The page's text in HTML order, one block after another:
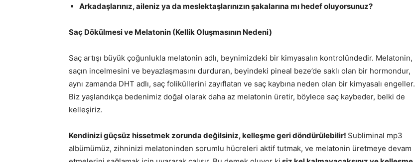
Arkadaşlarınız, aileniz ya da meslektaşlarınızın şakalarına mı hedef oluyorsunuz?
Saç Dökülmesi ve Melatonin (Kellik Oluşmasının Nedeni)
Saç artışı büyük çoğunlukla melatonin adlı, beynimizdeki bir kimyasalın kontrolündedir. Melatonin,
saçın incelmesini ve beyazlaşmasını durduran, beyindeki pineal beze’de saklı olan bir hormondur,
aynı zamanda DHT adlı, saç foliküllerini zayıflatan ve saç kaybına neden olan bir kimyasalı engeller.
Biz yaşlandıkça bedenimiz doğal olarak daha az melatonin üretir, böylece saç kaybeder, belki de
kelleşiriz.
Kendinizi güçsüz hissetmek zorunda değilsiniz, kelleşme geri döndürülebilir! Subliminal mp3
albümümüz, zihninizi melatoninden sorumlu hücreleri aktif tutmak, ve melatonin üretmeye devam